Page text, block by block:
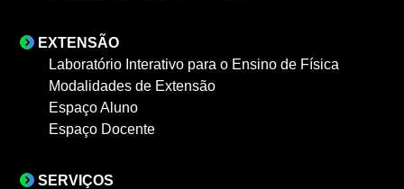
EXTENSÃO
Laboratório Interativo para o Ensino de Física
Modalidades de Extensão
Espaço Aluno
Espaço Docente
SERVIÇOS